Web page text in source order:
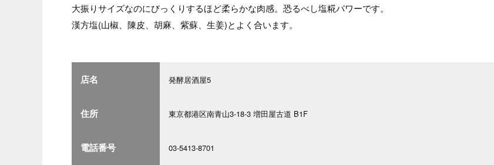
大振りサイズなのにびっくりするほど柔らかな肉感。恐るべし塩糀パワーです。
漢方塩(山椒、陳皮、胡麻、紫蘇、生姜)とよく合います。
店名 発酵居酒屋5
住所 東京都港区南青山3-18-3 増田屋古道 B1F
電話番号 03-5413-8701